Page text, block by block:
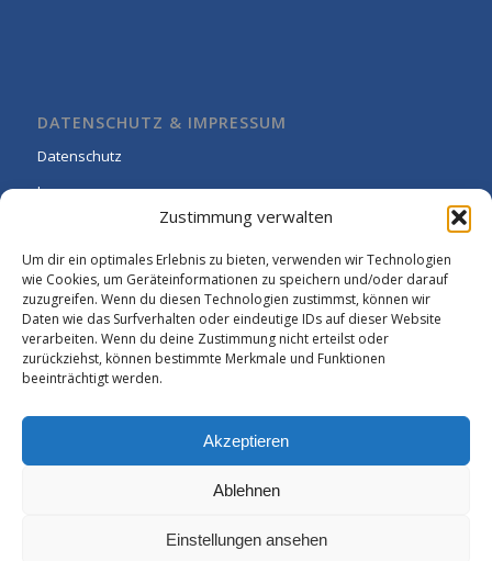
Zustimmung verwalten
Um dir ein optimales Erlebnis zu bieten, verwenden wir Technologien
wie Cookies, um Geräteinformationen zu speichern und/oder darauf
zuzugreifen. Wenn du diesen Technologien zustimmst, können wir
Daten wie das Surfverhalten oder eindeutige IDs auf dieser Website
verarbeiten. Wenn du deine Zustimmung nicht erteilst oder
zurückziehst, können bestimmte Merkmale und Funktionen
beeinträchtigt werden.
Akzeptieren
Ablehnen
Einstellungen ansehen
DATENSCHUTZ & IMPRESSUM
Datenschutz
Impressum
Cookie-Richtlinie (EU)